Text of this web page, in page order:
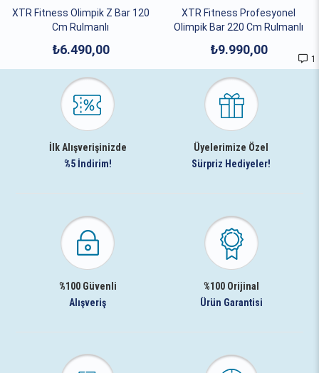
XTR Fitness Olimpik Z Bar 120
Cm Rulmanlı
₺6.490,00
XTR Fitness Profesyonel
Olimpik Bar 220 Cm Rulmanlı
1
₺9.990,00
İlk Alışverişinizde
%5 İndirim!
Üyelerimize Özel
Sürpriz Hediyeler!
%100 Güvenli
Alışveriş
%100 Orijinal
Ürün Garantisi